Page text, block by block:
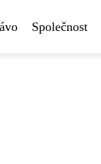
Společnost